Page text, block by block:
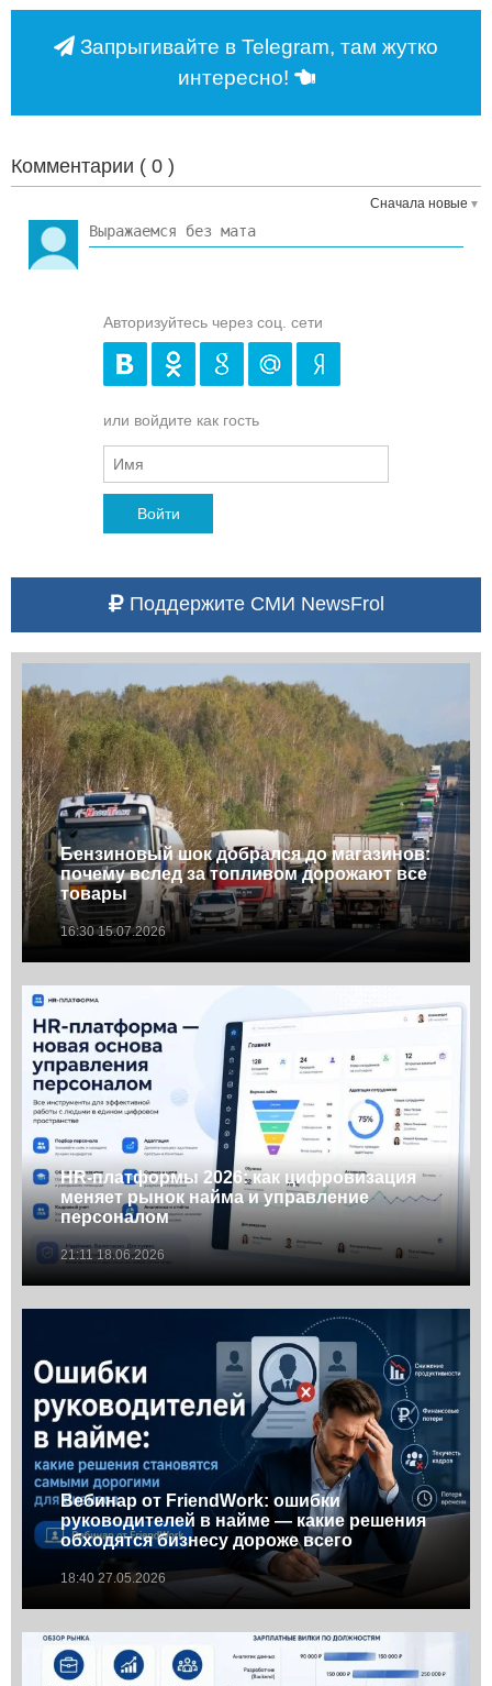
Запрыгивайте в Telegram, там жутко
интересно!
Комментарии ( 0 )
Сначала новые
Авторизуйтесь через соц. сети
или войдите как гость
Войти
Поддержите СМИ NewsFrol
Бензиновый шок добрался до магазинов:
почему вслед за топливом дорожают все
товары
16:30 15.07.2026
HR-платформы 2026: как цифровизация
меняет рынок найма и управление
персоналом
21:11 18.06.2026
Вебинар от FriendWork: ошибки
руководителей в найме — какие решения
обходятся бизнесу дороже всего
18:40 27.05.2026